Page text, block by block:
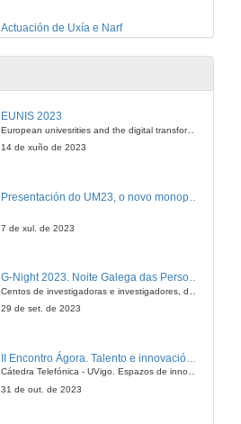
Actuación de Uxía e Narf
3 de set. de 2014
EUNIS 2023
European univesrities and the digital transformation: challenges and opportunities ahead
14 de xuño de 2023
7 de xul. de 2023
G-Night 2023. Noite Galega das Persoas Investigadoras. Conciencias creativas
29 de set. de 2023
Cátedra Telefónica - UVigo. Espazos de innovación
31 de out. de 2023